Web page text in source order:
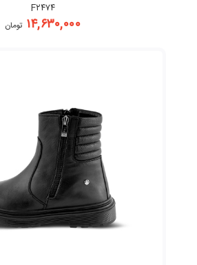
F۲۴۷۴
۱۴,۶۳۰,۰۰۰ تومان